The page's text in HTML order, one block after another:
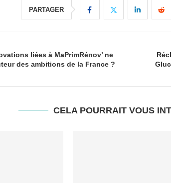
PARTAGER
liées à MaPrimRénov’ ne
des ambitions de la France ?
CELA POURRAIT VOUS